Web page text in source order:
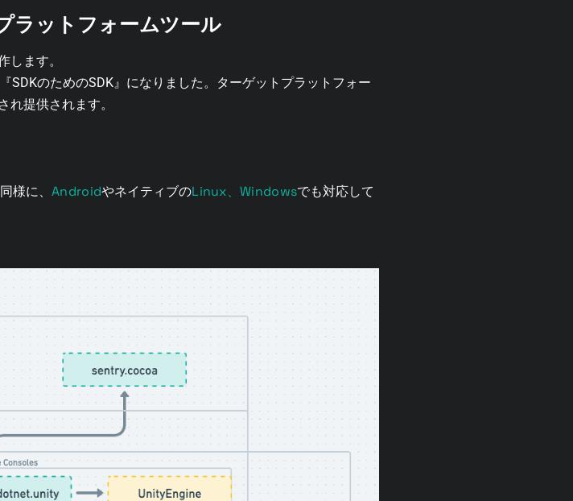
ラットフォームツール
します。
SDKのためのSDK』になりました。ターゲットプラットフォー
れ提供されます。
様に、AndroidやネイティブのLinux、Windowsでも対応して